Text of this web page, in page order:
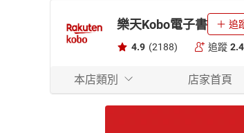
樂天Kobo電子書 追
4.9 (2188) 追蹤
本店類別 店家首頁